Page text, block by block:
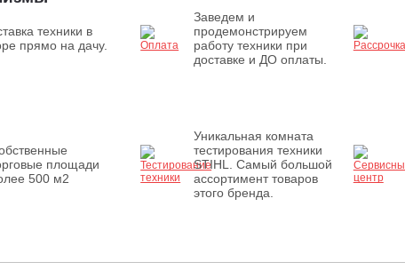
техники в
прямо на дачу.
Заведем и
продемонстрируем
работу техники при
доставке и ДО оплаты.
площади
500 м2
Уникальная комната
тестирования техники
STIHL. Самый большой
ассортимент товаров
этого бренда.